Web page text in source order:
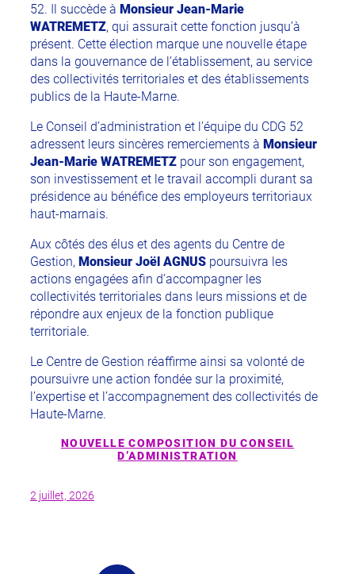
52. Il succède à Monsieur Jean-Marie
WATREMETZ, qui assurait cette fonction jusqu’à
présent. Cette élection marque une nouvelle étape
dans la gouvernance de l’établissement, au service
des collectivités territoriales et des établissements
publics de la Haute-Marne.
Le Conseil d’administration et l’équipe du CDG 52
adressent leurs sincères remerciements à Monsieur
Jean-Marie WATREMETZ pour son engagement,
son investissement et le travail accompli durant sa
présidence au bénéfice des employeurs territoriaux
haut-marnais.
Aux côtés des élus et des agents du Centre de
Gestion, Monsieur Joël AGNUS poursuivra les
actions engagées afin d’accompagner les
collectivités territoriales dans leurs missions et de
répondre aux enjeux de la fonction publique
territoriale.
Le Centre de Gestion réaffirme ainsi sa volonté de
poursuivre une action fondée sur la proximité,
l’expertise et l’accompagnement des collectivités de
Haute-Marne.
NOUVELLE COMPOSITION DU CONSEIL
D’ADMINISTRATION
2 juillet, 2026